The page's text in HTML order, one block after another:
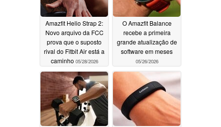
Amazfit Helio Strap 2:
Novo arquivo da FCC
prova que o suposto
rival do Fitbit Air está a
caminho 05/28/2026
O Amazfit Balance
recebe a primeira
grande atualização de
software em meses
05/26/2026